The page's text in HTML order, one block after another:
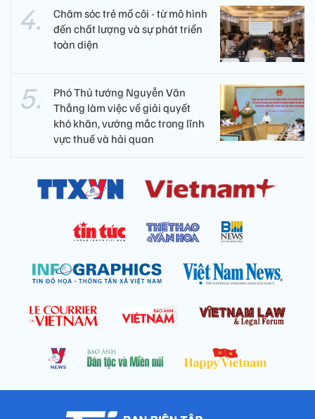
Chăm sóc trẻ mồ côi - từ mô hình
đến chất lượng và sự phát triển
toàn diện
Phó Thủ tướng Nguyễn Văn
Thắng làm việc về giải quyết
khó khăn, vướng mắc trong lĩnh
vực thuế và hải quan